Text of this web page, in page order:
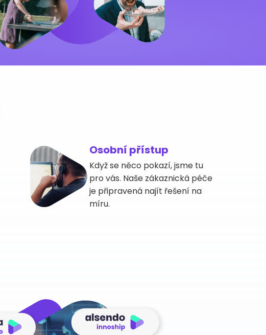
Osobní přístup
Když se něco pokazí, jsme tu
pro vás. Naše zákaznická péče
je připravená najít řešení na
míru.